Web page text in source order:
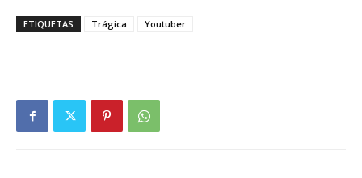
ETIQUETAS Trágica Youtuber